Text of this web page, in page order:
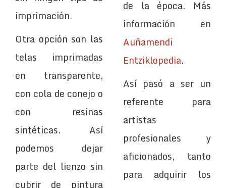
imprimación.
Otra opción son las
telas imprimadas
en transparente,
con cola de conejo o
con resinas
sintéticas. Así
podemos dejar
parte del lienzo sin
cubrir de pintura
de la época. Más
información en
Auñamendi
Entziklopedia.
Así pasó a ser un
referente para
artistas
profesionales y
aficionados, tanto
para adquirir los